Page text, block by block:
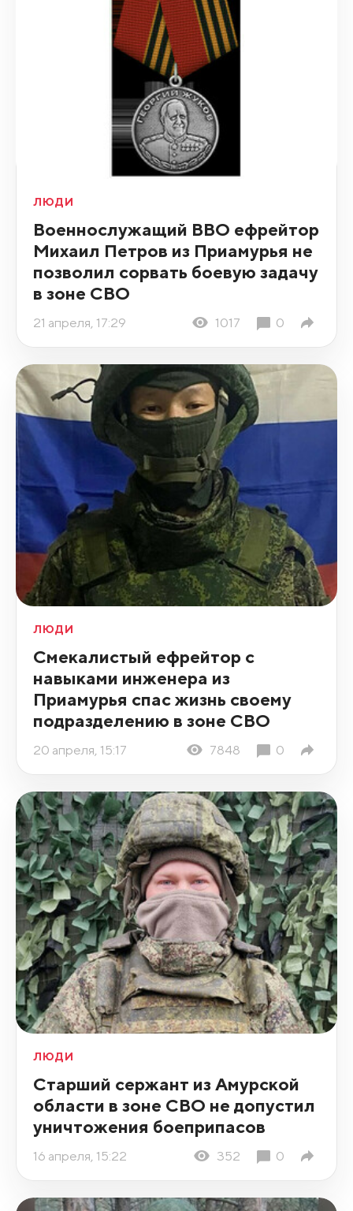
ЛЮДИ
Военнослужащий ВВО ефрейтор
Михаил Петров из Приамурья не
позволил сорвать боевую задачу
в зоне СВО
21 апреля, 17:29 1017 0
ЛЮДИ
Смекалистый ефрейтор с
навыками инженера из
Приамурья спас жизнь своему
подразделению в зоне СВО
20 апреля, 15:17 7848 0
ЛЮДИ
Старший сержант из Амурской
области в зоне СВО не допустил
уничтожения боеприпасов
16 апреля, 15:22 352 0